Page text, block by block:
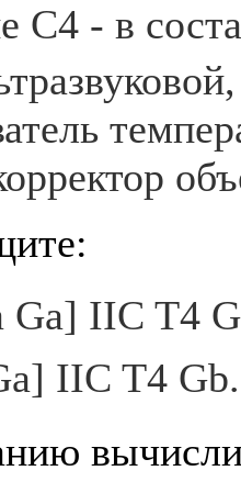
С4 - в
Ga] IIC T4
IIC T4 Gb.